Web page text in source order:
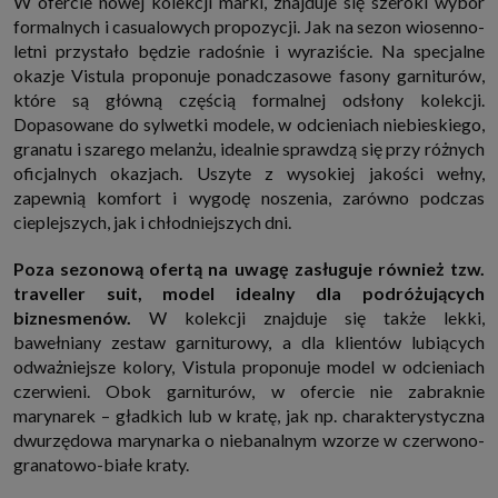
http://www.sagier.pl/
Jeżeli wyrazisz zgodę, o którą wyżej prosimy, administratorami Twoich
danych osobowych będą także nasi Zaufani Partnerzy. Listę Zaufanych
Partnerów możesz sprawdzić w każdym momencie na stronie naszej
polityki prywatności
i tam też zmodyfikować lub cofnąć swoje zgody.
Podstawa i cel przetwarzania
Twoje dane przetwarzamy w następujących celach:
1. Jeśli zawieramy z Tobą umowę o realizację danej usługi (np. usługi
zapewniającej Ci możliwość zapoznania się z jednym z naszych serwisów
w oparciu o treść regulaminu tego serwisu), to możemy przetwarzać
Twoje dane w zakresie niezbędnym do realizacji tej umowy.
konta nie loguje się nieuprawniona osoba), dokonanie pomiarów
statystycznych, ulepszanie naszych usług i dopasowanie ich do potrzeb i
wygody użytkowników (np. personalizowanie treści w usługach), jak
również prowadzenie marketingu i promocji własnych usług (np. jeśli
interesujesz się motoryzacją i oglądasz artykuły w biznesistyl.pl lub na
innych stronach internetowych, to możemy Ci wyświetlić reklamę
dotyczącą artykułu w serwisie biznesistyl.pl/automoto. Takie
interesów.
3. Za Twoją zgodą usługi marketingowe dostarczą Ci nasi Zaufani
Partnerzy oraz my dla podmiotów trzecich. Aby móc pokazać interesujące
Cię reklamy (np. produktu, którego możesz potrzebować) reklamodawcy i
ich przedstawiciele chcieliby mieć możliwość przetwarzania Twoich
formalnych i casualowych propozycji. Jak na sezon wiosenno-
letni przystało będzie radośnie i wyraziście. Na specjalne
okazje Vistula proponuje ponadczasowe fasony garniturów,
które są główną częścią formalnej odsłony kolekcji.
Dopasowane do sylwetki modele, w odcieniach niebieskiego,
granatu i szarego melanżu, idealnie sprawdzą się przy różnych
oficjalnych okazjach. Uszyte z wysokiej jakości wełny,
zapewnią komfort i wygodę noszenia, zarówno podczas
cieplejszych, jak i chłodniejszych dni.
Poza sezonową ofertą na uwagę zasługuje również tzw.
traveller suit, model idealny dla podróżujących
biznesmenów.
W kolekcji znajduje się także lekki,
bawełniany zestaw garniturowy, a dla klientów lubiących
odważniejsze kolory, Vistula proponuje model w odcieniach
czerwieni. Obok garniturów, w ofercie nie zabraknie
marynarek – gładkich lub w kratę, jak np. charakterystyczna
dwurzędowa marynarka o niebanalnym wzorze w czerwono-
granatowo-białe kraty.